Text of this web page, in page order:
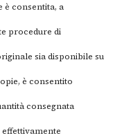
è consentita, a
procedure di
sia disponibile su
è consentito
consegnata